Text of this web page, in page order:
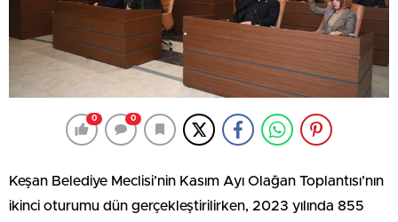
nakliyat
nakliyat
0 0
Keşan Belediye Meclisi’nin Kasım Ayı Olağan Toplantısı’nın
ikinci oturumu dün gerçekleştirilirken, 2023 yılında 855